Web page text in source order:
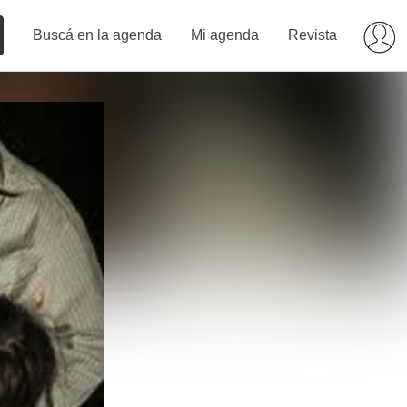
Buscá en la agenda Mi agenda Revista